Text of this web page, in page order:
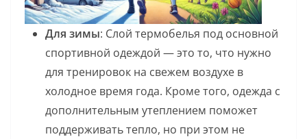
Для зимы: Слой термобелья под основной
спортивной одеждой — это то, что нужно
для тренировок на свежем воздухе в
холодное время года. Кроме того, одежда с
дополнительным утеплением поможет
поддерживать тепло, но при этом не